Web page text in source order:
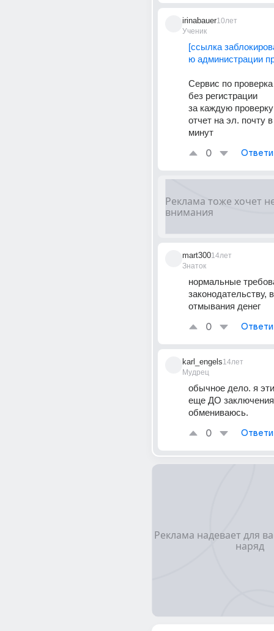
irinabauer
Ученик
10лет
[ссылка
ю администрации
Сервис по проверка
без регистрации
за каждую
отчет на эл. почту
минут
0
mart300
Знаток
14лет
нормальные
законодательству,
отмывания денег
0
karl_engels
Мудрец
14лет
обычное дело. я
еще ДО заключения
обмениваюсь.
0